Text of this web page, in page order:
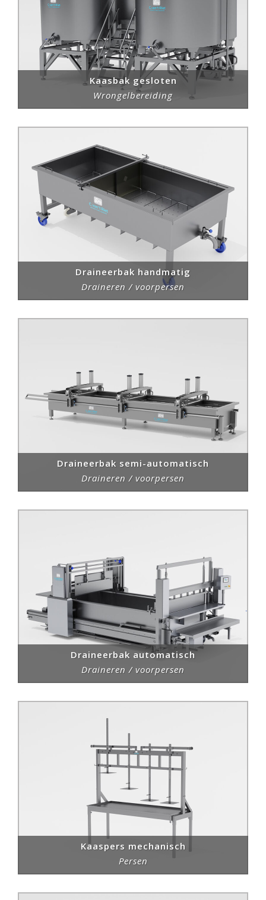
Kaasbak gesloten
Wrongelbereiding
Draineerbak handmatig
Draineren / voorpersen
Draineerbak semi-automatisch
Draineren / voorpersen
Draineerbak automatisch
Draineren / voorpersen
Kaaspers mechanisch
Persen